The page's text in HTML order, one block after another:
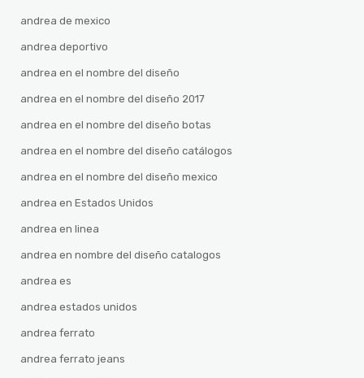
andrea de mexico
andrea deportivo
andrea en el nombre del diseño
andrea en el nombre del diseño 2017
andrea en el nombre del diseño botas
andrea en el nombre del diseño catálogos
andrea en el nombre del diseño mexico
andrea en Estados Unidos
andrea en linea
andrea en nombre del diseño catalogos
andrea es
andrea estados unidos
andrea ferrato
andrea ferrato jeans